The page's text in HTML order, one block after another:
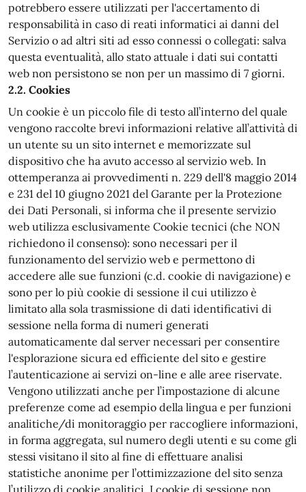
potrebbero essere utilizzati per l'accertamento di
responsabilità in caso di reati informatici ai danni del
Servizio o ad altri siti ad esso connessi o collegati: salva
questa eventualità, allo stato attuale i dati sui contatti
web non persistono se non per un massimo di 7 giorni.
2.2. Cookies
Un cookie è un piccolo file di testo all’interno del quale
vengono raccolte brevi informazioni relative all’attività di
un utente su un sito internet e memorizzate sul
dispositivo che ha avuto accesso al servizio web. In
ottemperanza ai provvedimenti n. 229 dell'8 maggio 2014
e 231 del 10 giugno 2021 del Garante per la Protezione
dei Dati Personali, si informa che il presente servizio
web utilizza esclusivamente Cookie tecnici (che NON
richiedono il consenso): sono necessari per il
funzionamento del servizio web e permettono di
accedere alle sue funzioni (c.d. cookie di navigazione) e
sono per lo più cookie di sessione il cui utilizzo è
limitato alla sola trasmissione di dati identificativi di
sessione nella forma di numeri generati
automaticamente dal server necessari per consentire
l'esplorazione sicura ed efficiente del sito e gestire
l’autenticazione ai servizi on-line e alle aree riservate.
Vengono utilizzati anche per l’impostazione di alcune
preferenze come ad esempio della lingua e per funzioni
analitiche/di monitoraggio per raccogliere informazioni,
in forma aggregata, sul numero degli utenti e su come gli
stessi visitano il sito al fine di effettuare analisi
statistiche anonime per l’ottimizzazione del sito senza
l’utilizzo di cookie analitici. I cookie di sessione non